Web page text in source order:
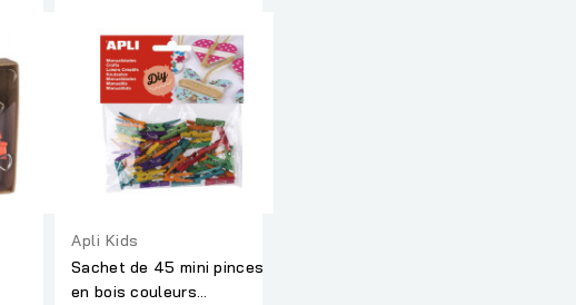
Apli Kids
Sachet de 45 mini pinces
en bois couleurs